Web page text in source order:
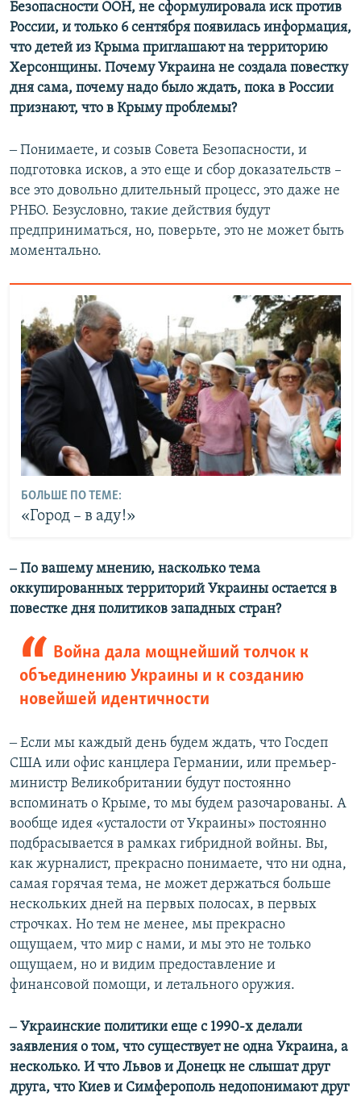
Безопасности ООН, не сформулировала иск против
России, и только 6 сентября появилась информация,
что детей из Крыма приглашают на территорию
Херсонщины. Почему Украина не создала повестку
дня сама, почему надо было ждать, пока в России
признают, что в Крыму проблемы?
‒ Понимаете, и созыв Совета Безопасности, и
подготовка исков, а это еще и сбор доказательств –
все это довольно длительный процесс, это даже не
РНБО. Безусловно, такие действия будут
предприниматься, но, поверьте, это не может быть
моментально.
БОЛЬШЕ ПО ТЕМЕ:
«Город – в аду!»
‒ По вашему мнению, насколько тема
оккупированных территорий Украины остается в
повестке дня политиков западных стран?
Война дала мощнейший толчок к
объединению Украины и к созданию
новейшей идентичности
‒ Если мы каждый день будем ждать, что Госдеп
США или офис канцлера Германии, или премьер-
министр Великобритании будут постоянно
вспоминать о Крыме, то мы будем разочарованы. А
вообще идея «усталости от Украины» постоянно
подбрасывается в рамках гибридной войны. Вы,
как журналист, прекрасно понимаете, что ни одна,
самая горячая тема, не может держаться больше
нескольких дней на первых полосах, в первых
строчках. Но тем не менее, мы прекрасно
ощущаем, что мир с нами, и мы это не только
ощущаем, но и видим предоставление и
финансовой помощи, и летального оружия.
‒ Украинские политики еще с 1990-х делали
заявления о том, что существует не одна Украина, а
несколько. И что Львов и Донецк не слышат друг
друга, что Киев и Симферополь недопонимают друг